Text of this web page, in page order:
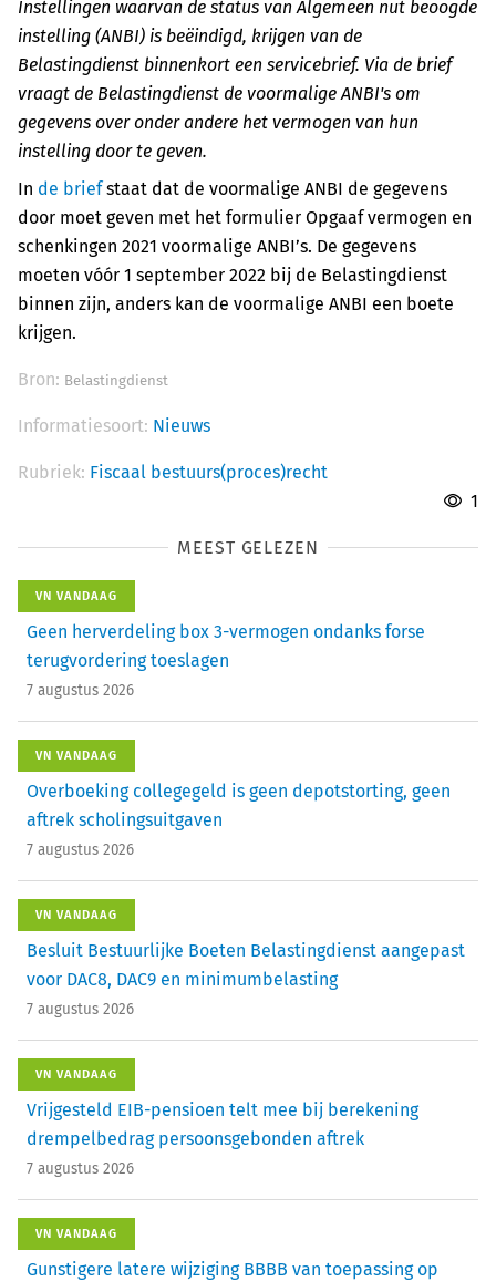
Instellingen waarvan de status van Algemeen nut beoogde
instelling (ANBI) is beëindigd, krijgen van de
Belastingdienst binnenkort een servicebrief. Via de brief
vraagt de Belastingdienst de voormalige ANBI's om
gegevens over onder andere het vermogen van hun
instelling door te geven.
In de briefstaat dat de voormalige ANBI de gegevens
door moet geven met het formulier Opgaaf vermogen en
schenkingen 2021 voormalige ANBI’s. De gegevens
moeten vóór 1 september 2022 bij de Belastingdienst
binnen zijn, anders kan de voormalige ANBI een boete
krijgen.
Bron: Belastingdienst
Informatiesoort: Nieuws
Rubriek: Fiscaal bestuurs(proces)recht
1
MEEST GELEZEN
VN VANDAAG
Geen herverdeling box 3-vermogen ondanks forse
terugvordering toeslagen
7 augustus 2026
VN VANDAAG
Overboeking collegegeld is geen depotstorting, geen
aftrek scholingsuitgaven
7 augustus 2026
VN VANDAAG
Besluit Bestuurlijke Boeten Belastingdienst aangepast
voor DAC8, DAC9 en minimumbelasting
7 augustus 2026
VN VANDAAG
Vrijgesteld EIB-pensioen telt mee bij berekening
drempelbedrag persoonsgebonden aftrek
7 augustus 2026
VN VANDAAG
Gunstigere latere wijziging BBBB van toepassing op